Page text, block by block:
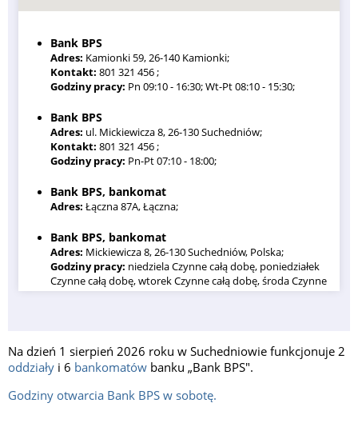
Bank BPS
Adres: Kamionki 59, 26-140 Kamionki;
Kontakt: 801 321 456 ;
Godziny pracy: Pn 09:10 - 16:30; Wt-Pt 08:10 - 15:30;
Bank BPS
Adres: ul. Mickiewicza 8, 26-130 Suchedniów;
Kontakt: 801 321 456 ;
Godziny pracy: Pn-Pt 07:10 - 18:00;
Bank BPS, bankomat
Adres: Łączna 87A, Łączna;
Bank BPS, bankomat
Adres: Mickiewicza 8, 26-130 Suchedniów, Polska;
Godziny pracy: niedziela Czynne całą dobę, poniedziałek
Czynne całą dobę, wtorek Czynne całą dobę, środa Czynne
całą dobę, czwartek Czynne całą dobę, piątek Czynne całą
Bank BPS, bankomat
Na dzień 1 sierpień 2026 roku w Suchedniowie funkcjonuje 2
oddziały i 6 bankomatów banku „Bank BPS".
Godziny otwarcia Bank BPS w sobotę.